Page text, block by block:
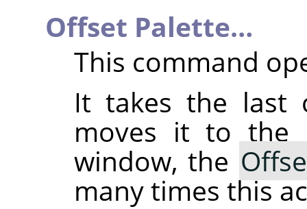
Offset Palette…
This command
It takes the last
moves it to the
window, the
many times this